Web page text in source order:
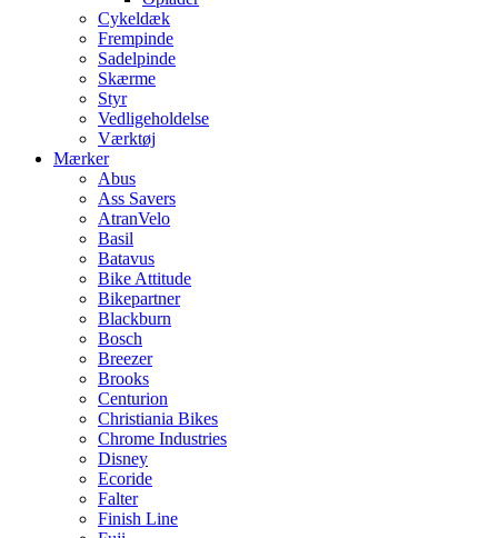
Cykeldæk
Frempinde
Sadelpinde
Skærme
Styr
Vedligeholdelse
Værktøj
Mærker
Abus
Ass Savers
AtranVelo
Basil
Batavus
Bike Attitude
Bikepartner
Blackburn
Bosch
Breezer
Brooks
Centurion
Christiania Bikes
Chrome Industries
Disney
Ecoride
Falter
Finish Line